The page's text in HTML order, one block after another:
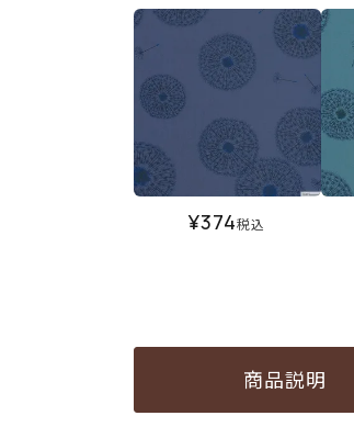
¥374税込
商品説明